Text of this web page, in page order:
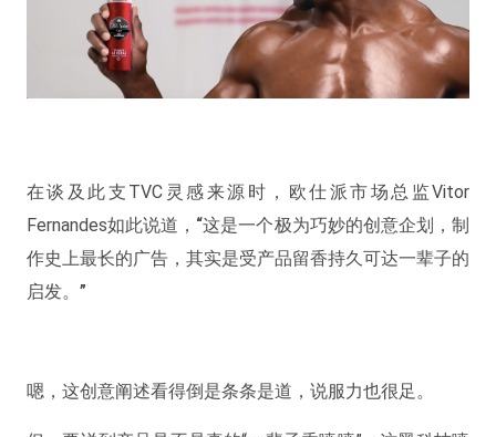
在谈及此支TVC灵感来源时，欧仕派市场总监Vitor
Fernandes如此说道， “这是一个极为巧妙的创意企划，制
作史上最长的广告，其实是受产品留香持久可达一辈子的
启发。”
嗯，这创意阐述看得倒是条条是道，说服力也很足。